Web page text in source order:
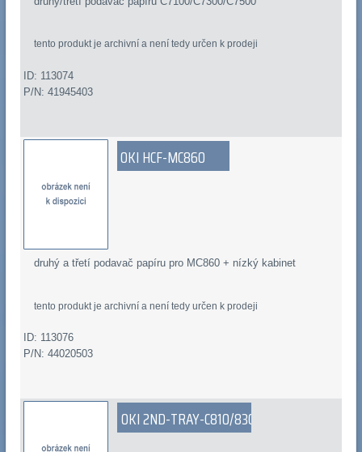
tento produkt je archivní a není tedy určen k prodeji
ID: 113074
P/N: 41945403
OKI HCF-MC860
druhý a třetí podavač papíru pro MC860 + nízký kabinet
tento produkt je archivní a není tedy určen k prodeji
ID: 113076
P/N: 44020503
OKI 2ND-TRAY-C810/830